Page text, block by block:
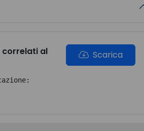
correlati al
Scarica